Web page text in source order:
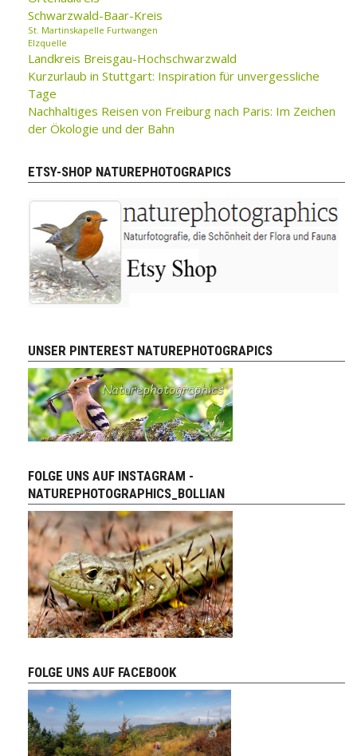
Schwarzwald-Baar-Kreis
St. Martinskapelle Furtwangen
Elzquelle
Landkreis Breisgau-Hochschwarzwald
Kurzurlaub in Stuttgart: Inspiration für unvergessliche
Tage
Nachhaltiges Reisen von Freiburg nach Paris: Im Zeichen
der Ökologie und der Bahn
ETSY-SHOP NATUREPHOTOGRAPICS
UNSER PINTEREST NATUREPHOTOGRAPICS
FOLGE UNS AUF INSTAGRAM -
NATUREPHOTOGRAPHICS_BOLLIAN
FOLGE UNS AUF FACEBOOK